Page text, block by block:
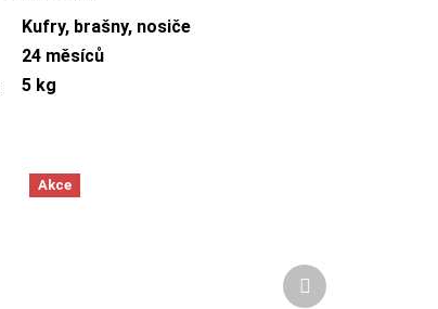
Kufry, brašny, nosiče
24 měsíců
5 kg
Akce
Další produkt